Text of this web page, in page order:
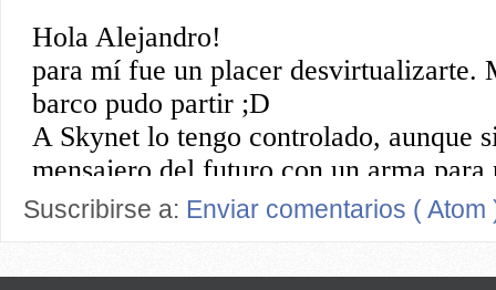
Suscribirse a: Enviar comentarios ( Atom